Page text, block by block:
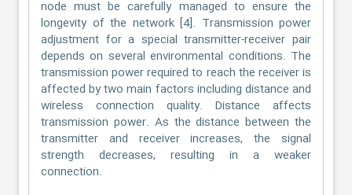
node must be carefully managed to ensure the
longevity of the network [4]. Transmission power
adjustment for a special transmitter-receiver pair
depends on several environmental conditions. The
transmission power required to reach the receiver is
affected by two main factors including distance and
wireless connection quality. Distance affects
transmission power. As the distance between the
transmitter and receiver increases, the signal
strength decreases, resulting in a weaker
connection.